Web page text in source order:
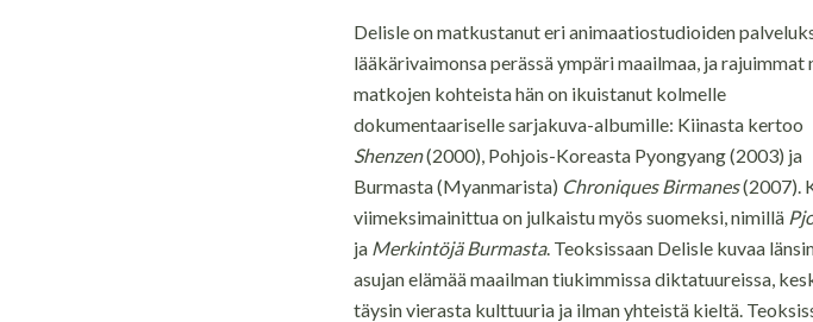
Delisle on matkustanut eri animaatiostudioiden
lääkärivaimonsa perässä ympäri maailmaa, ja rajuimmat
matkojen kohteista hän on ikuistanut kolmelle
dokumentaariselle sarjakuva-albumille: Kiinasta kertoo
Shenzen(2000), Pohjois-Koreasta Pyongyang (2003) ja
Burmasta (Myanmarista) Chroniques Birmanes(2007).
viimeksimainittua on julkaistu myös suomeksi, nimillä
ja Merkintöjä Burmasta. Teoksissaan Delisle kuvaa
asujan elämää maailman tiukimmissa diktatuureissa,
täysin vierasta kulttuuria ja ilman yhteistä kieltä.